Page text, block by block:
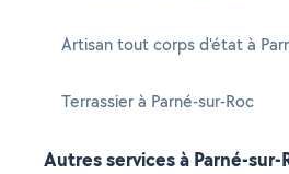
Artisan tout corps d'état à
Terrassier à Parné-sur-Roc
Autres services à Parné-sur-